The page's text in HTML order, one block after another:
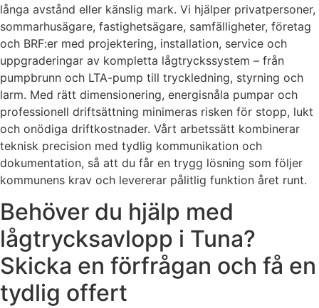
långa avstånd eller känslig mark. Vi hjälper privatpersoner,
sommarhusägare, fastighetsägare, samfälligheter, företag
och BRF:er med projektering, installation, service och
uppgraderingar av kompletta lågtryckssystem – från
pumpbrunn och LTA-pump till tryckledning, styrning och
larm. Med rätt dimensionering, energisnåla pumpar och
professionell driftsättning minimeras risken för stopp, lukt
och onödiga driftkostnader. Vårt arbetssätt kombinerar
teknisk precision med tydlig kommunikation och
dokumentation, så att du får en trygg lösning som följer
kommunens krav och levererar pålitlig funktion året runt.
Behöver du hjälp med
lågtrycksavlopp i Tuna?
Skicka en förfrågan och få en
tydlig offert